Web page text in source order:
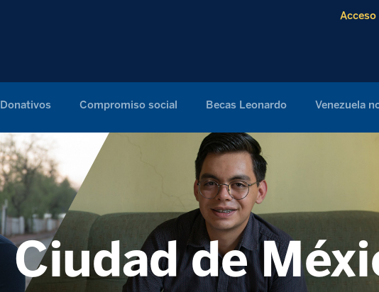
Donativos Compromiso social Becas Leonardo Venezuela
Ciudad de